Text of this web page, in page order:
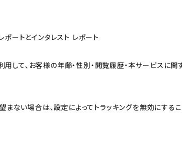
ートとインタレスト レポート
て、お客様の年齢・性別・閲覧履歴・本サービスに
ない場合は、設定によってトラッキングを無効にする